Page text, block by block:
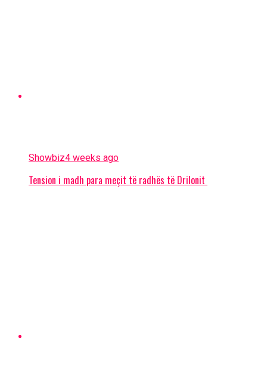
Showbiz4 weeks ago
Tension i madh para meçit të radhës të Drilonit